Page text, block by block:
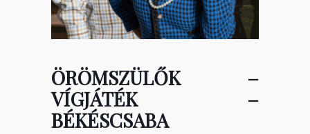
ÖRÖMSZÜLŐK –
VÍGJÁTÉK –
BÉKÉSCSABA